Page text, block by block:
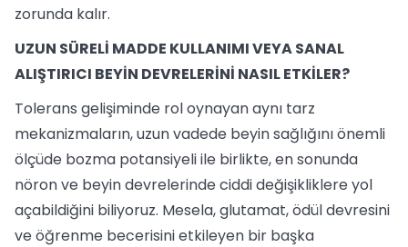
zorunda kalır.
UZUN SÜRELİ MADDE KULLANIMI VEYA SANAL
ALIŞTIRICI BEYİN DEVRELERİNİ NASIL ETKİLER?
Tolerans gelişiminde rol oynayan aynı tarz
mekanizmaların, uzun vadede beyin sağlığını önemli
ölçüde bozma potansiyeli ile birlikte, en sonunda
nöron ve beyin devrelerinde ciddi değişikliklere yol
açabildiğini biliyoruz. Mesela, glutamat, ödül devresini
ve öğrenme becerisini etkileyen bir başka